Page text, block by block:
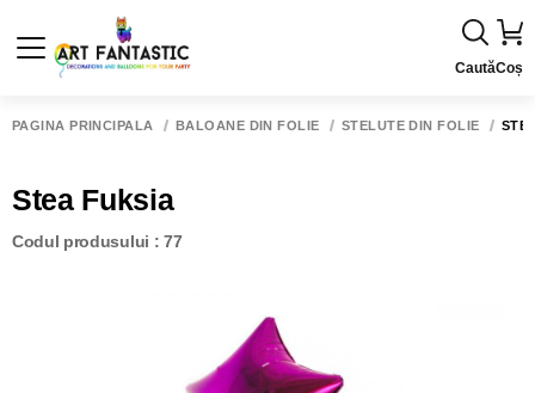
CautăCoș
PAGINA PRINCIPALĂ BALOANE DIN FOLIE STELUTE DIN FOLIE
Stea Fuksia
Codul produsului : 77